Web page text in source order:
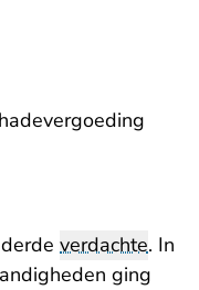
verdachte. In
ging